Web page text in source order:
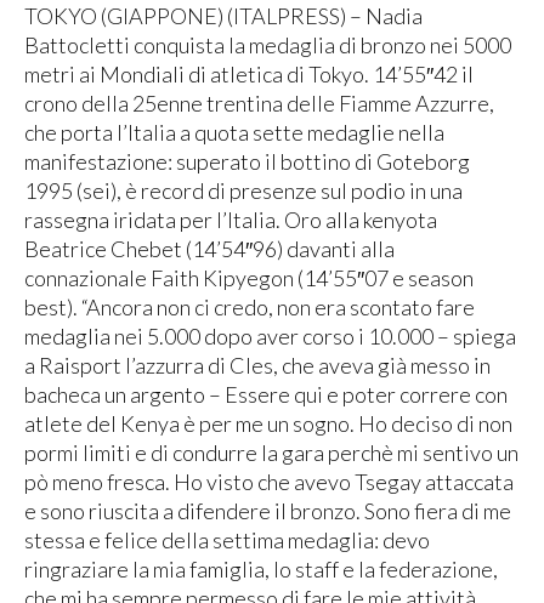
TOKYO (GIAPPONE) (ITALPRESS) – Nadia
Battocletti conquista la medaglia di bronzo nei 5000
metri ai Mondiali di atletica di Tokyo. 14’55″42 il
crono della 25enne trentina delle Fiamme Azzurre,
che porta l’Italia a quota sette medaglie nella
manifestazione: superato il bottino di Goteborg
1995 (sei), è record di presenze sul podio in una
rassegna iridata per l’Italia. Oro alla kenyota
Beatrice Chebet (14’54″96) davanti alla
connazionale Faith Kipyegon (14’55″07 e season
best). “Ancora non ci credo, non era scontato fare
medaglia nei 5.000 dopo aver corso i 10.000 – spiega
a Raisport l’azzurra di Cles, che aveva già messo in
bacheca un argento – Essere qui e poter correre con
atlete del Kenya è per me un sogno. Ho deciso di non
pormi limiti e di condurre la gara perchè mi sentivo un
pò meno fresca. Ho visto che avevo Tsegay attaccata
e sono riuscita a difendere il bronzo. Sono fiera di me
stessa e felice della settima medaglia: devo
ringraziare la mia famiglia, lo staff e la federazione,